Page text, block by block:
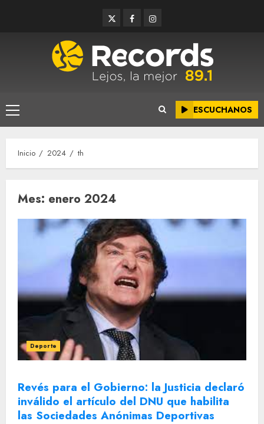
TwitterFacebookInstagram
Menú
principal
ESCUCHANOS
Inicio 2024 th
Mes: enero 2024
Deporte
Revés para el Gobierno: la Justicia declaró
inválido el artículo del DNU que habilita
las Sociedades Anónimas Deportivas